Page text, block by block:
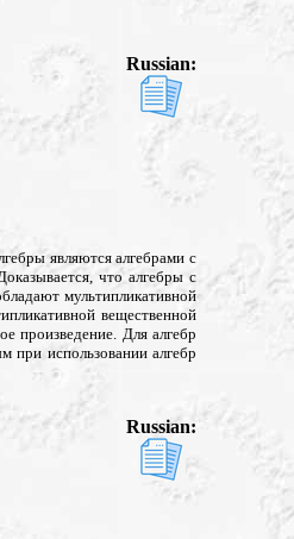
Russian:
являются алгебрами с
что алгебры с
мультипликативной
вещественной
произведение. Для алгебр
при использовании алгебр
Russian: